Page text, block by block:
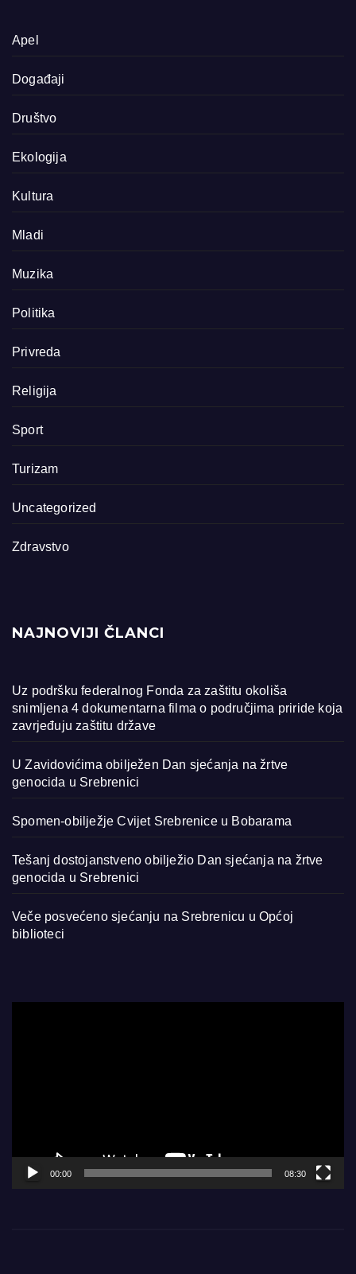
Apel
Događaji
Društvo
Ekologija
Kultura
Mladi
Muzika
Politika
Privreda
Religija
Sport
Turizam
Uncategorized
Zdravstvo
NAJNOVIJI ČLANCI
Uz podršku federalnog Fonda za zaštitu okoliša
snimljena 4 dokumentarna filma o područjima priride koja
zavrjeđuju zaštitu države
U Zavidovićima obilježen Dan sjećanja na žrtve
genocida u Srebrenici
Spomen-obilježje Cvijet Srebrenice u Bobarama
Tešanj dostojanstveno obilježio Dan sjećanja na žrtve
genocida u Srebrenici
Veče posvećeno sjećanju na Srebrenicu u Općoj
biblioteci
00:00 08:30